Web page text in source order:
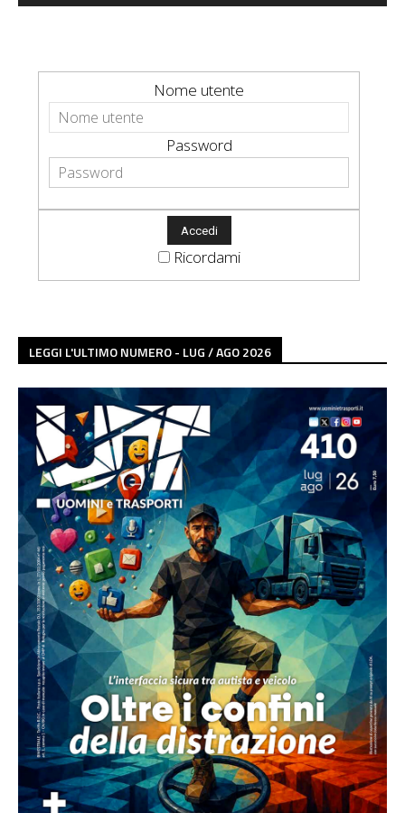
Nome utente
Password
Ricordami
LEGGI L'ULTIMO NUMERO - LUG / AGO 2026